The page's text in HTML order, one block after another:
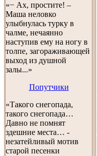
«− Ах, простите! –
Маша неловко
улыбнулась турку в
чалме, нечаянно
наступив ему на ногу в
толпе, загораживающей
выход из душной
залы...»
Попутчики
«Такого снегопада,
такого снегопада…
Давно не помнят
здешние места… -
незатейливый мотив
старой песенки